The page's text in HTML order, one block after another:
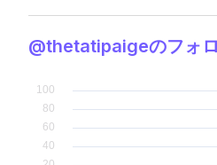
@thetatipaigeのフォ